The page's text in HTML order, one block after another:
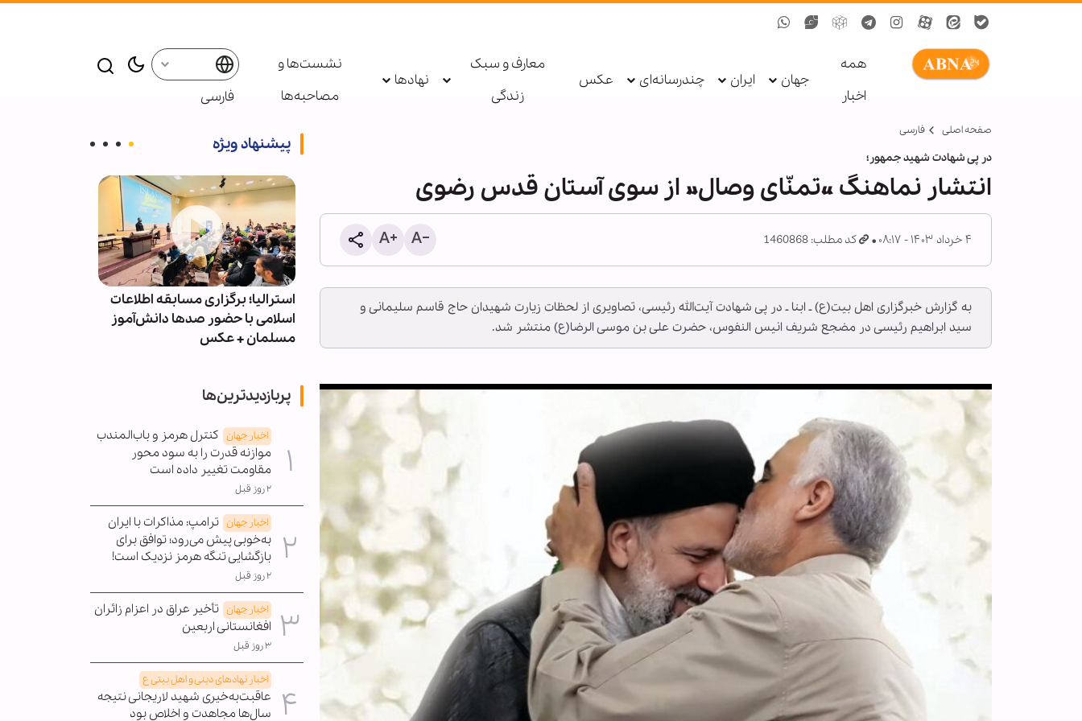
همه
اخبار
جهان ایران چندرسانه‌ای عکس
معارف و سبک
زندگی
نهادها
نشست‌ها و
مصاحبه‌ها
فارسی
صفحه اصلی فارسی
در پی شهادت شهید جمهور؛
انتشار نماهنگ «تمنّای وصال» از سوی آستان قدس رضوی
۴ خرداد ۱۴۰۳ - ۰۸:۱۷ کد مطلب: 1460868
به گزارش خبرگزاری اهل بیت(ع) ـ ابنا ـ در پی شهادت آیت‌الله رئیسی، تصاویری از لحظات زیارت شهیدان حاج قاسم سلیمانی و
سید ابراهیم رئیسی در مضجع شریف انیس النفوس، حضرت علی بن موسی الرضا(ع) منتشر شد.
پیشنهاد ویژه
ذوالقدر: تا آمریکا رفتارش را تصحیح
نکند، تنگه هرمز باز نخواهد شد
استرالیا؛ برگزاری مسابقه اطلاعات
اسلامی با حضور صدها دانش‌آموز
مسلمان + عکس
پربازدیدترین‌ها
اخبار جهان کنترل هرمز و باب‌المندب
موازنه قدرت را به سود محور
مقاومت تغییر داده است
۲ روز قبل
اخبار جهان ترامپ: مذاکرات با ایران
به‌خوبی پیش می‌رود؛ توافق برای
بازگشایی تنگه هرمز نزدیک است!
۲ روز قبل
اخبار جهان تأخیر عراق در اعزام زائران
افغانستانی اربعین
۳ روز قبل
اخبار نهادهای دینی و اهل بیتی ع
عاقبت‌به‌خیری شهید لاریجانی نتیجه
سال‌ها مجاهدت و اخلاص بود